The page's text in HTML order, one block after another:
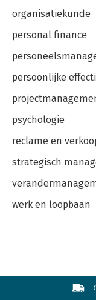
organisatiekunde
personal finance
persoonlijke
psychologie
reclame en
strategisch
werk en loopbaan